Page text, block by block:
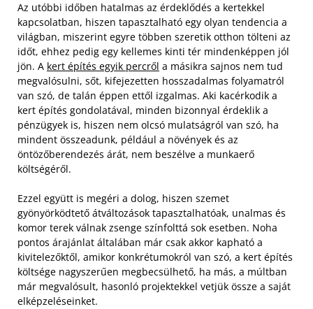
Az utóbbi időben hatalmas az érdeklődés a kertekkel
kapcsolatban, hiszen tapasztalható egy olyan tendencia a
világban, miszerint egyre többen szeretik otthon tölteni az
időt, ehhez pedig egy kellemes kinti tér mindenképpen jól
jön. A kert építés egyik percről a másikra sajnos nem tud
megvalósulni, sőt, kifejezetten hosszadalmas folyamatról
van szó, de talán éppen ettől izgalmas. Aki kacérkodik a
kert építés gondolatával, minden bizonnyal érdeklik a
pénzügyek is, hiszen nem olcsó mulatságról van szó, ha
mindent összeadunk, például a növények és az
öntözőberendezés árát, nem beszélve a munkaerő
költségéről.
Ezzel együtt is megéri a dolog, hiszen szemet
gyönyörködtető átváltozások tapasztalhatóak, unalmas és
komor terek válnak zsenge színfolttá sok esetben. Noha
pontos árajánlat általában már csak akkor kapható a
kivitelezőktől, amikor konkrétumokról van szó, a kert építés
költsége nagyszerűen megbecsülhető, ha más, a múltban
már megvalósult, hasonló projektekkel vetjük össze a saját
elképzeléseinket.